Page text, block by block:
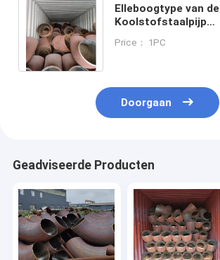
Elleboogtype van de
Koolstofstaalpijp
Leidingensysteem
Price： 1PC
Doorgaan
Geadviseerde Producten